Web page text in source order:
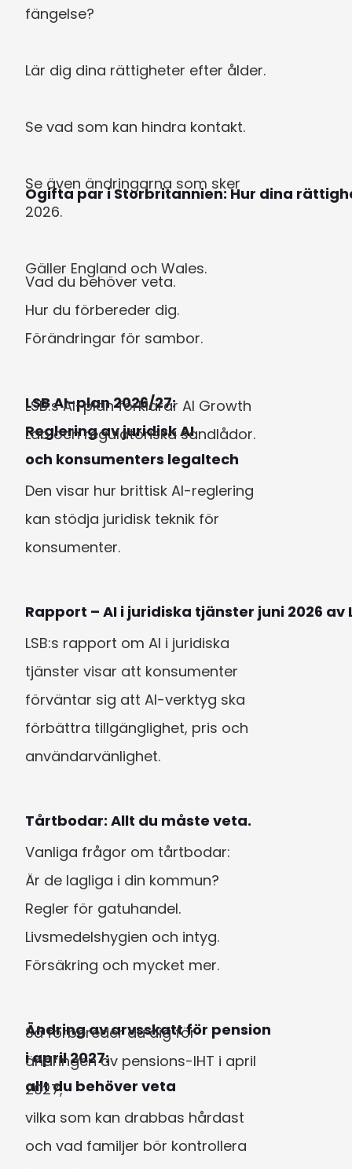
fängelse?
Lär dig dina rättigheter efter ålder.
Se vad som kan hindra kontakt.
Se även ändringarna som sker
2026.
Gäller England och Wales.
Ogifta par i Storbritannien: Hur dina
Vad du behöver veta.
Hur du förbereder dig.
Förändringar för sambor.
LSB AI-plan 2026/27:
Reglering av juridisk AI
och konsumenters legaltech
LSB:s AI-plan förklarar AI Growth
Lab och regulatoriska sandlådor.
Den visar hur brittisk AI-reglering
kan stödja juridisk teknik för
konsumenter.
Rapport – AI i juridiska tjänster juni 2026 av
LSB:s rapport om AI i juridiska
tjänster visar att konsumenter
förväntar sig att AI-verktyg ska
förbättra tillgänglighet, pris och
användarvänlighet.
Tårtbodar: Allt du måste veta.
Vanliga frågor om tårtbodar:
Är de lagliga i din kommun?
Regler för gatuhandel.
Livsmedelshygien och intyg.
Försäkring och mycket mer.
Ändring av arvsskatt för pension
i april 2027:
allt du behöver veta
Så förbereder du dig för
ändringen av pensions-IHT i april
2027,
vilka som kan drabbas hårdast
och vad familjer bör kontrollera